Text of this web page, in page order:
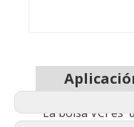
La bolsa VCI es